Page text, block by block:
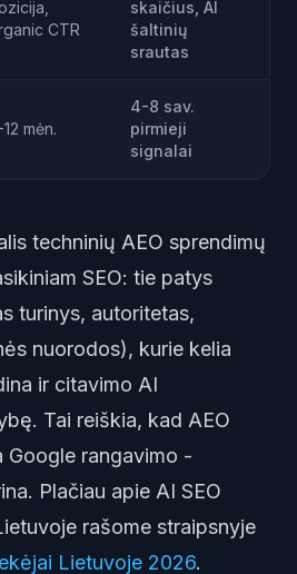
CTR
skaičius, AI
šaltinių
srautas
mėn.
4-8 sav.
pirmieji
signalai
techninių AEO sprendimų
SEO: tie patys
turinys, autoritetas,
nuorodos), kurie kelia
ir citavimo AI
Tai reiškia, kad AEO
Google rangavimo -
Plačiau apie AI SEO
rašome straipsnyje
Lietuvoje 2026.